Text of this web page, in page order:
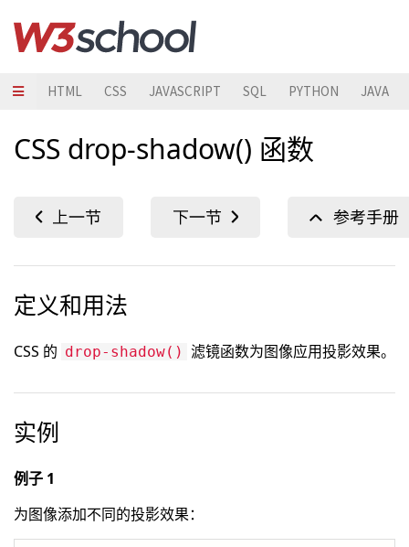
HTML CSS JAVASCRIPT SQL PYTHON JAVA
CSS drop-shadow() 函数
定义和用法
CSS 的 drop-shadow() 滤镜函数为图像应用投影效果。
实例
例子 1
为图像添加不同的投影效果：